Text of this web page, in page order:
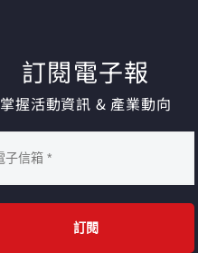
訂閱電子報
掌握活動資訊 & 產業動向
訂閱